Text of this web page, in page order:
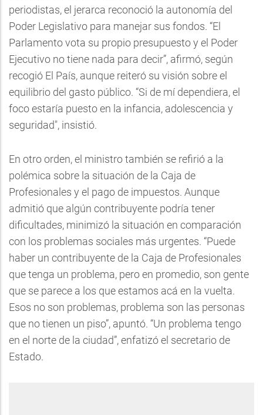
periodistas, el jerarca reconoció la autonomía del
Poder Legislativo para manejar sus fondos. “El
Parlamento vota su propio presupuesto y el Poder
Ejecutivo no tiene nada para decir”, afirmó, según
recogió El País, aunque reiteró su visión sobre el
equilibrio del gasto público. “Si de mí dependiera, el
foco estaría puesto en la infancia, adolescencia y
seguridad", insistió.
En otro orden, el ministro también se refirió a la
polémica sobre la situación de la Caja de
Profesionales y el pago de impuestos. Aunque
admitió que algún contribuyente podría tener
dificultades, minimizó la situación en comparación
con los problemas sociales más urgentes. “Puede
haber un contribuyente de la Caja de Profesionales
que tenga un problema, pero en promedio, son gente
que se parece a los que estamos acá en la vuelta.
Esos no son problemas, problema son las personas
que no tienen un piso”, apuntó. “Un problema tengo
en el norte de la ciudad”, enfatizó el secretario de
Estado.